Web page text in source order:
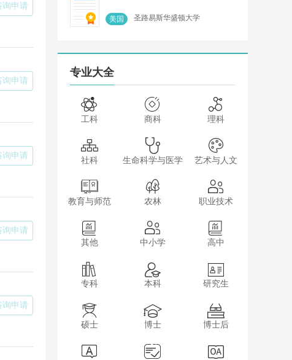
询申请
询申请
询申请
询申请
询申请
美国 圣路易斯华盛顿大学
专业大全
工科 商科 理科
社科 生命科学与医学 艺术与人文
教育与师范 农林 职业技术
其他 中小学 高中
专科 本科 研究生
硕士 博士 博士后